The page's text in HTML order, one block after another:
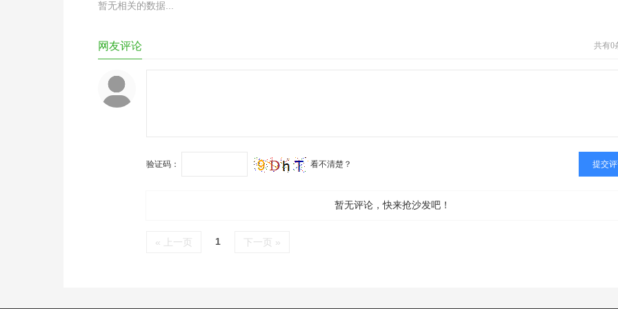
暂无相关的数据...
共有0
网友评论
验证码： 看不清楚？
暂无评论，快来抢沙发吧！
« 上一页 1 下一页 »